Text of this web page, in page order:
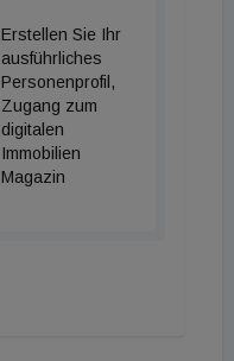
Erstellen Sie Ihr
ausführliches
Personenprofil,
Zugang zum
digitalen
Immobilien
Magazin